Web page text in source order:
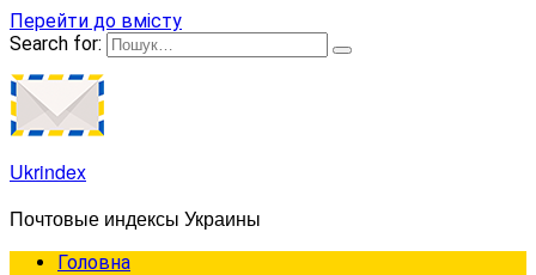
Перейти до вмісту
Search for:
Ukrindex
Почтовые индексы Украины
Головна